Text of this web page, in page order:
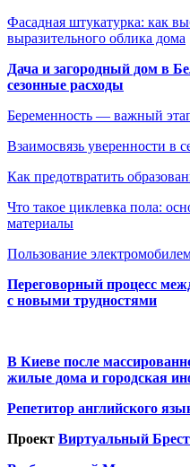
Фасадная штукатурка: как
выразительного облика дома
Дача и загородный дом в
сезонные расходы
Беременность — важный
Взаимосвязь уверенности в
Как предотвратить
Что такое циклевка пола:
материалы
Пользование
Переговорный процесс
с новыми трудностями
В Киеве после
жилые дома и городская
Репетитор английского
Проект Виртуальный